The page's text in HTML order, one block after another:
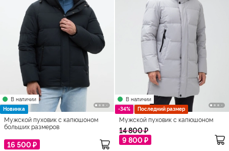
В наличии
Новинка
Мужской пуховик с капюшоном
больших размеров
16 500 ₽
В наличии
-34%
Последний размер
Мужской пуховик с капюшоном
14 800 ₽
9 800 ₽